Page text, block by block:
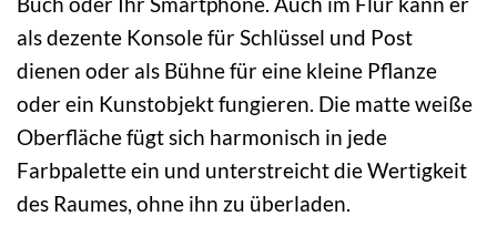
als dezente Konsole für Schlüssel und Post
dienen oder als Bühne für eine kleine Pflanze
oder ein Kunstobjekt fungieren. Die matte weiße
Oberfläche fügt sich harmonisch in jede
Farbpalette ein und unterstreicht die Wertigkeit
des Raumes, ohne ihn zu überladen.